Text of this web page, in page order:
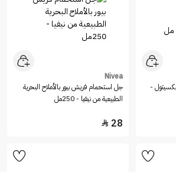
-
Nivea
جل استحمام فريش بيور بالأملاح البحرية
الطبيعية من نيفيا - 250مل
28
